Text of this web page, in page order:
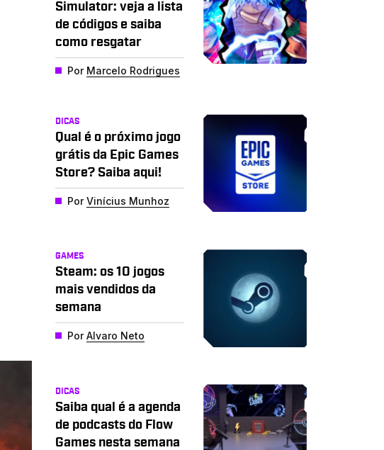
Simulator: veja a lista
de códigos e saiba
como resgatar
Por Marcelo Rodrigues
DICAS
Qual é o próximo jogo
grátis da Epic Games
Store? Saiba aqui!
PorVinícius Munhoz
GAMES
Steam: os 10 jogos
mais vendidos da
semana
PorAlvaro Neto
DICAS
Saiba qual é a agenda
de podcasts do Flow
Games nesta semana